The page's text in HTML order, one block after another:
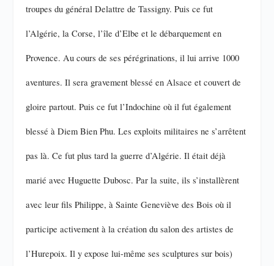
troupes du général Delattre de Tassigny. Puis ce fut
l’Algérie, la Corse, l’île d’Elbe et le débarquement en
Provence. Au cours de ses pérégrinations, il lui arrive 1000
aventures. Il sera gravement blessé en Alsace et couvert de
gloire partout. Puis ce fut l’Indochine où il fut également
blessé à Diem Bien Phu. Les exploits militaires ne s’arrêtent
pas là. Ce fut plus tard la guerre d’Algérie. Il était déjà
marié avec Huguette Dubosc. Par la suite, ils s’installèrent
avec leur fils Philippe, à Sainte Geneviève des Bois où il
participe activement à la création du salon des artistes de
l’Hurepoix. Il y expose lui-même ses sculptures sur bois)